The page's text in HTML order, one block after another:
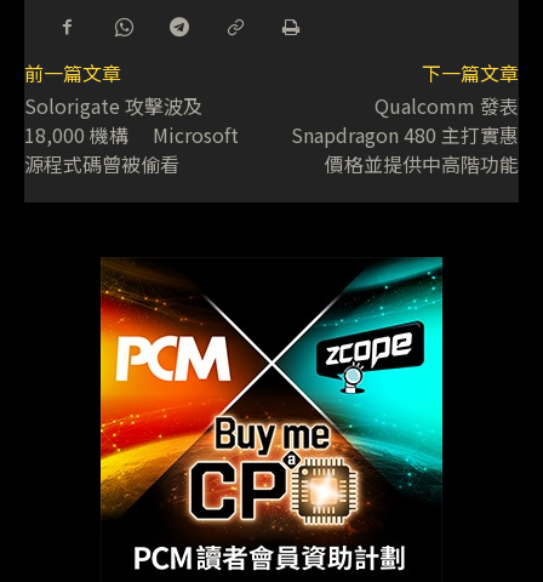
前一篇文章
Solorigate 攻擊波及
18,000 機構 Microsoft
源程式碼曾被偷看
下一篇文章
Qualcomm 發表
Snapdragon 480 主打實惠
價格並提供中高階功能